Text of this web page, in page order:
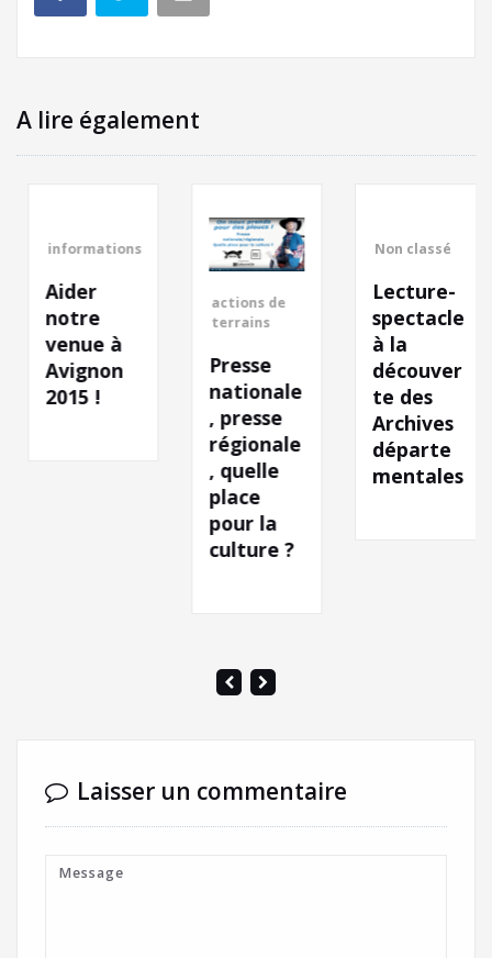
A lire également
informations
Aider
notre
venue à
Avignon
2015 !
actions de
terrains
Presse
nationale
, presse
régionale
, quelle
place
pour la
culture ?
Non classé
Lecture-
spectacle
à la
découver
te des
Archives
départe
mentales
Laisser un commentaire